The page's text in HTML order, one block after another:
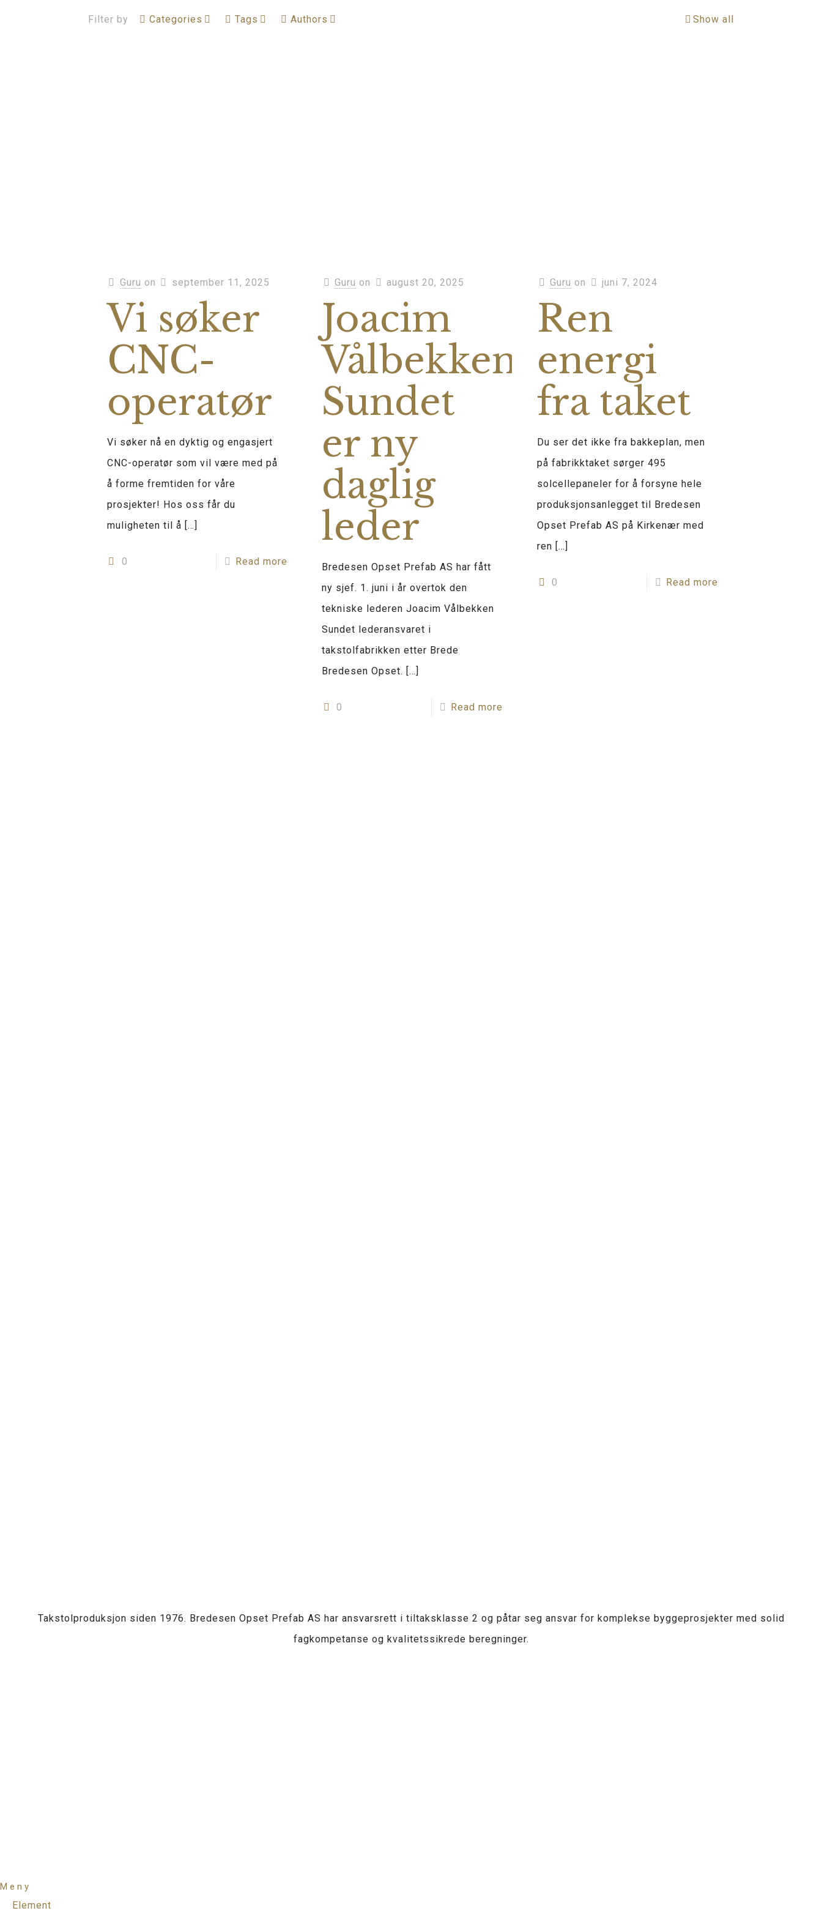
Filter by Categories Tags Authors Show all
Guru on september 11, 2025
Vi søker
CNC-
operatør
Vi søker nå en dyktig og engasjert
CNC-operatør som vil være med på
å forme fremtiden for våre
prosjekter! Hos oss får du
muligheten til å […]
0 Read more
Guru on august 20, 2025
Joacim
Vålbekken
Sundet
er ny
daglig
leder
Bredesen Opset Prefab AS har fått
ny sjef. 1. juni i år overtok den
tekniske lederen Joacim Vålbekken
Sundet lederansvaret i
takstolfabrikken etter Brede
Bredesen Opset. […]
0 Read more
Guru on juni 7, 2024
Ren
energi
fra taket
Du ser det ikke fra bakkeplan, men
på fabrikktaket sørger 495
solcellepaneler for å forsyne hele
produksjonsanlegget til Bredesen
Opset Prefab AS på Kirkenær med
ren […]
0 Read more
Takstolproduksjon siden 1976. Bredesen Opset Prefab AS har ansvarsrett i tiltaksklasse 2 og påtar seg ansvar for komplekse byggeprosjekter med solid
fagkompetanse og kvalitetssikrede beregninger.
Meny
Element